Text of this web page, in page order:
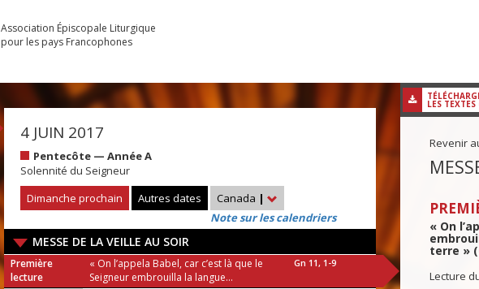
Association Épiscopale Liturgique
pour les pays Francophones
4 JUIN 2017
Pentecôte — Année A
Solennité du Seigneur
Dimanche prochain
Autres dates Canada |
Note sur les calendriers
MESSE DE LA VEILLE AU SOIR
Première
lecture
« On l’appela Babel, car c’est là que le
Seigneur embrouilla la langue...
Gn 11, 1-9
LES
Revenir
« On
terre »
Lecture